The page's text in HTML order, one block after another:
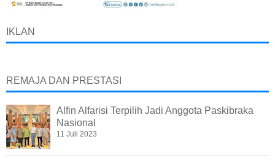
IKLAN
REMAJA DAN PRESTASI
Alfin Alfarisi Terpilih Jadi Anggota Paskibraka
Nasional
11 Juli 2023